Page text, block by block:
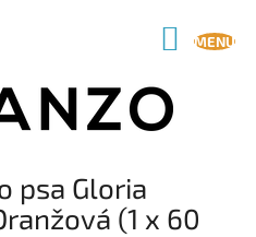
psa Gloria
(1 x 60